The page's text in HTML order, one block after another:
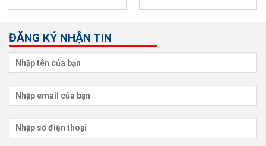
ĐĂNG KÝ NHẬN TIN